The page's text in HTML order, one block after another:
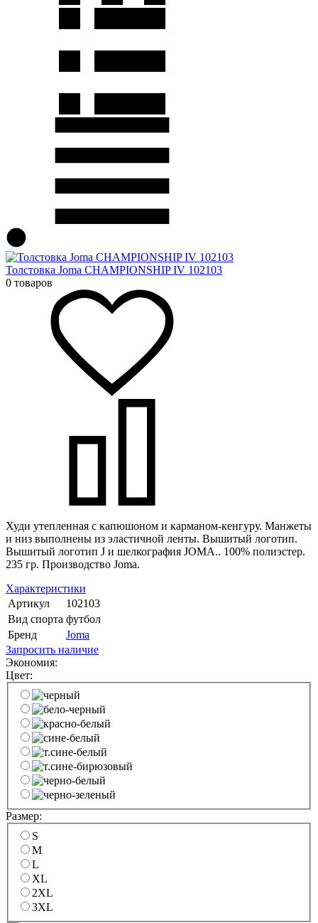
Толстовка Joma CHAMPIONSHIP IV 102103
0 товаров
Худи утепленная с капюшоном и карманом-кенгуру. Манжеты
и низ выполнены из эластичной ленты. Вышитый логотип.
Вышитый логотип J и шелкография JOMA.. 100% полиэстер.
235 гр. Производство Joma.
Характеристики
Артикул
102103
Вид спорта футбол
Бренд
Joma
Запросить наличие
Экономия:
Цвет:
Размер:
S
M
L
XL
2XL
3XL